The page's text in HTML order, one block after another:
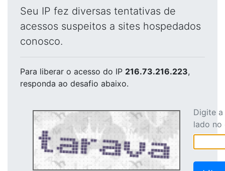
Seu IP fez diversas tentativas de
acessos suspeitos a sites hospedados
conosco.
Para liberar o acesso do IP 216.73.216.223,
responda ao desafio abaixo.
Digite
lado no